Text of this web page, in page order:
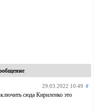
29.03.2022 10:49 #
сюда Кириленко это